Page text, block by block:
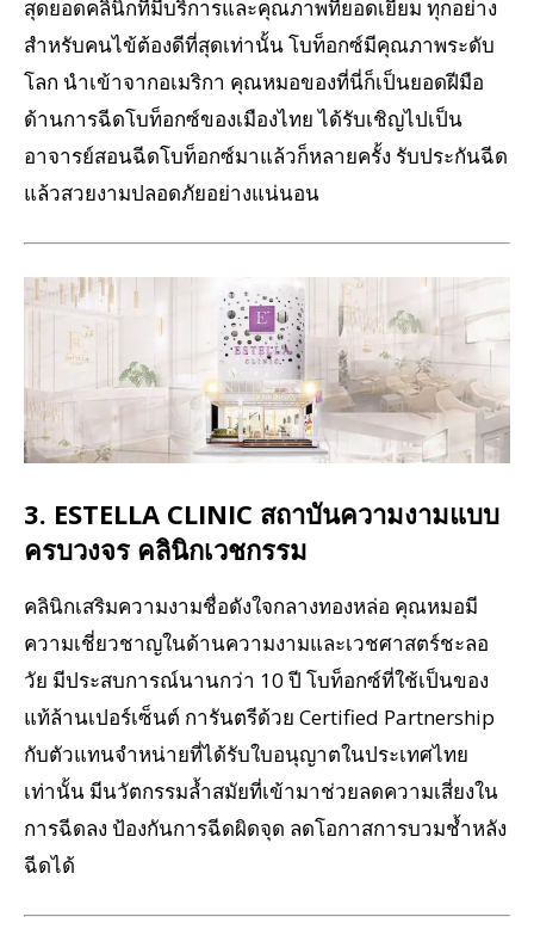
สุดยอดคลินิกที่มีบริการและคุณภาพที่ยอดเยี่ยม ทุกอย่าง
สำหรับคนไข้ต้องดีที่สุดเท่านั้น โบท็อกซ์มีคุณภาพระดับ
โลก นำเข้าจากอเมริกา คุณหมอของที่นี่ก็เป็นยอดฝีมือ
ด้านการฉีดโบท็อกซ์ของเมืองไทย ได้รับเชิญไปเป็น
อาจารย์สอนฉีดโบท็อกซ์มาแล้วก็หลายครั้ง รับประกันฉีด
แล้วสวยงามปลอดภัยอย่างแน่นอน
3. ESTELLA CLINIC สถาบันความงามแบบ
ครบวงจร คลินิกเวชกรรม
คลินิกเสริมความงามชื่อดังใจกลางทองหล่อ คุณหมอมี
ความเชี่ยวชาญในด้านความงามและเวชศาสตร์ชะลอ
วัย มีประสบการณ์นานกว่า 10 ปี โบท็อกซ์ที่ใช้เป็นของ
แท้ล้านเปอร์เซ็นต์ การันตรีด้วย Certified Partnership
กับตัวแทนจำหน่ายที่ได้รับใบอนุญาตในประเทศไทย
เท่านั้น มีนวัตกรรมล้ำสมัยที่เข้ามาช่วยลดความเสี่ยงใน
การฉีดลง ป้องกันการฉีดผิดจุด ลดโอกาสการบวมช้ำหลัง
ฉีดได้